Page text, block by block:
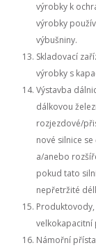
výrobky k
výrobky
výbušniny.
Skladovací
výrobky s
Výstavba
dálkovou
rozjezdové/
nové silnice
a/anebo
pokud tato
nepřetržité
velkokapacitní
Námořní